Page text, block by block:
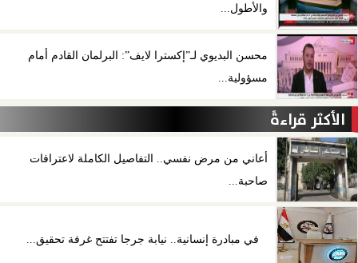
والأطول...
محسن البديوي لـ”إكسترا لايف”: البرلمان القادم أمام
مسؤولية...
الأكثر قراءةً
أعاني من مرض نفسي.. التفاصيل الكاملة لاعترافات
صاحبة...
في مبادرة إنسانية.. نيابة جرجا تفتتح غرفة تحقيق...